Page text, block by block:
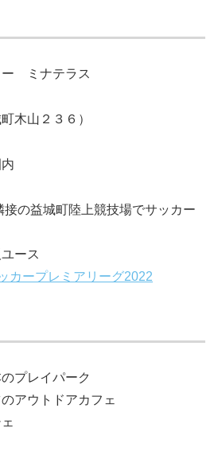
ー ミナテラス
木山２３６）
の益城町陸上競技場でサッカー
ース
カープレミアリーグ2022
プレイパーク
アウトドアカフェ